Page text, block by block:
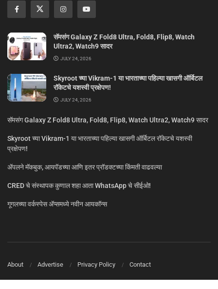
सॅमसंग Galaxy Z Fold8 Ultra, Fold8, Flip8, Watch
Ultra2, Watch9 सादर
JULY 24, 2026
Skyroot च्या Vikram-1 या भारताच्या पहिल्या खासगी ऑर्बिटल
रॉकेटचे यशस्वी प्रक्षेपण!
JULY 24, 2026
सॅमसंग Galaxy Z Fold8 Ultra, Fold8, Flip8, Watch Ultra2, Watch9 सादर
Skyroot च्या Vikram-1 या भारताच्या पहिल्या खासगी ऑर्बिटल रॉकेटचे यशस्वी
प्रक्षेपण!
ॲपलने मॅकबुक, आयपॅडच्या आणि इतर प्रॉडक्टच्या किंमती वाढवल्या
CRED चे संस्थापक कुणाल शहा आता WhatsApp चे सीईओ!
गूगलच्या वर्कस्पेस अ‍ॅप्समध्ये नवीन आयकॉन्स
About Advertise Privacy Policy Contact